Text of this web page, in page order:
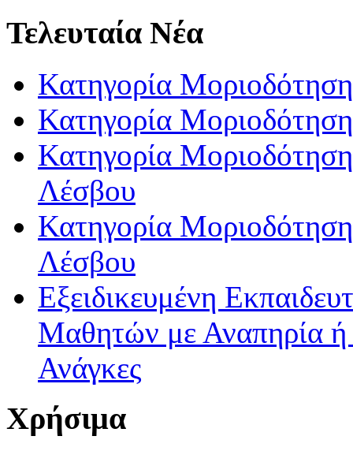
Τελευταία Νέα
Κατηγορία
Κατηγορία
Κατηγορία
Λέσβου
Κατηγορία
Λέσβου
Εξειδικευμένη
Μαθητών με Αναπηρία ή /
Ανάγκες
Χρήσιμα